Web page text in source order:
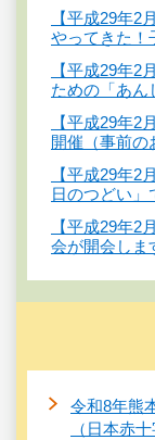
【平成29年2
やってきた！
【平成29年2
ための「あん
【平成29年2
開催（事前の
【平成29年2
日のつどい
【平成29年2
会が開会しま
令和8年熊
（日本赤十